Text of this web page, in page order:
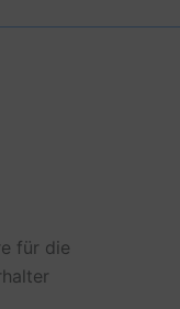
für die